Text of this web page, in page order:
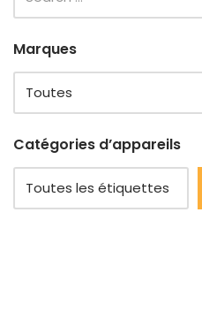
Marques
Catégories d’appareils